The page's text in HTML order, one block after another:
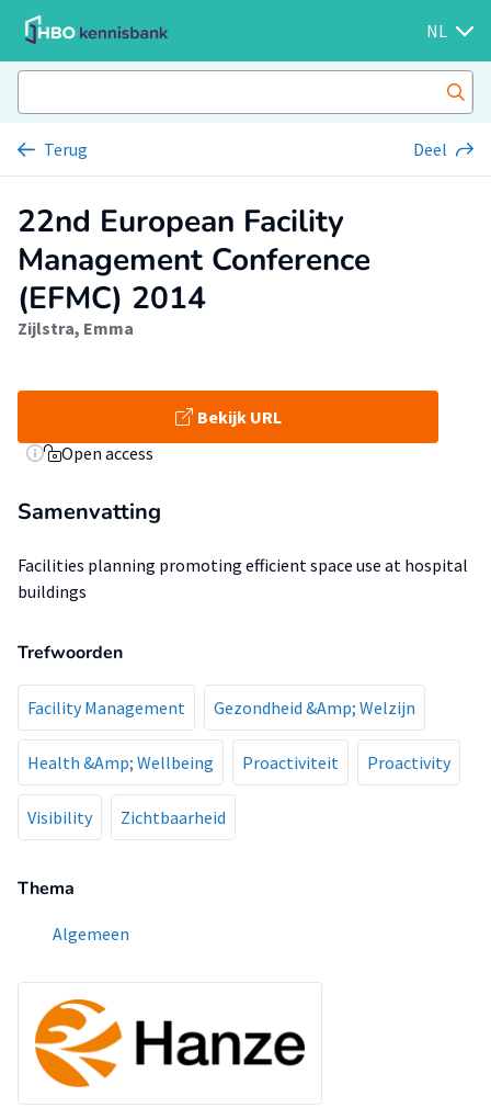
NL
Terug Deel
22nd European Facility
Management Conference
(EFMC) 2014
Zijlstra, Emma
Bekijk URL
Open access
Samenvatting
Facilities planning promoting efficient space use at hospital
buildings
Trefwoorden
Facility Management Gezondheid &Amp; Welzijn
Health &Amp; Wellbeing Proactiviteit Proactivity
Visibility Zichtbaarheid
Thema
Algemeen